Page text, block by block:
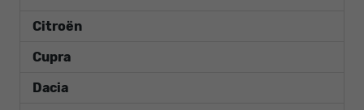
Citroën
Cupra
Dacia